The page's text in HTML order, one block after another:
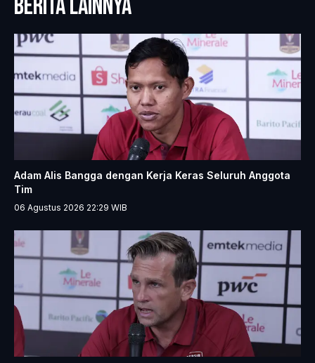
BERITA LAINNYA
Adam Alis Bangga dengan Kerja Keras Seluruh Anggota
Tim
06 Agustus 2026 22:29 WIB